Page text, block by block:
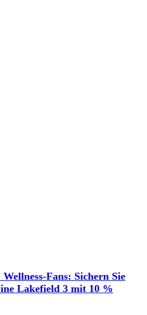
Fans: Sichern Sie
Lakefield 3 mit 10 %